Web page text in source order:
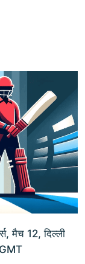
मैच 12, दिल्ली